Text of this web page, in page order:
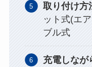
取り付け方
ット式(エ
ブル式
充電しなが